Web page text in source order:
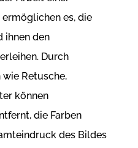
es, die
ihnen den
Durch
Retusche,
können
die Farben
des Bildes